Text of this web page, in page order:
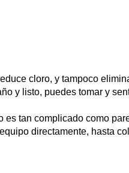
cloro, y tampoco
y listo, puedes tomar y
tan complicado como
directamente, hasta